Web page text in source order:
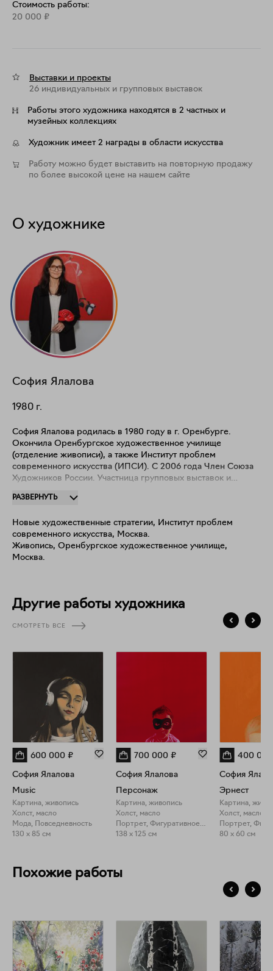
Стоимость работы:
20 000 ₽
Выставки и проекты
26 индивидуальных и групповых выставок
Работы этого художника находятся в 2 частных и
музейных коллекциях
Художник имеет 2 награды в области искусства
Работу можно будет выставить на повторную продажу
по более высокой цене на нашем сайте
О художнике
София Ялалова
1980 г.
София Ялалова родилась в 1980 году в г. Оренбурге.
Окончила Оренбургское художественное училище
(отделение живописи), а также Институт проблем
современного искусства (ИПСИ). С 2006 года Член Союза
Художников России. Участница групповых выставок и
Эрарта (2025), МВЦ «Музей моды» (2022) и в Центральном
в частных коллекциях Европы и России. В настоящее время
живет и работает в Москве. Лауреат национальной премии
в области современного искусства «Черный квадрат»
(2007) и Эрарта Премии — 2025.
РАЗВЕРНУТЬ
Новые художественные стратегии, Институт проблем
современного искусства, Москва.
Живопись, Оренбургское художественное училище,
Москва.
Другие работы художника
СМОТРЕТЬ ВСЕ
600 000 ₽
София Ялалова
Music
Картина, живопись
Холст, масло
Мода, Повседневность
130 x 85 см
700 000 ₽
София Ялалова
Персонаж
Картина, живопись
Холст, масло
Портрет, Фигуративное искусство
138 x 125 см
400 000
София
Эрнест
Картина,
Холст, масло
80 x 60 см
Похожие работы